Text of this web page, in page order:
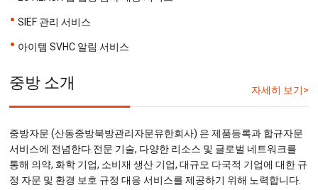
• SIEF 관리 서비스
• 아이템 SVHC 알림 서비스
중방 소개 자세히 보기>
중방자문 (산동중방북방관리자문유한회사) 은 제품등록과 합규자문
서비스에 전념한다.전문 기술, 다양한 리소스 및 글로벌 네트워크를
통해 의약, 화학 기업, 소비재 생산 기업, 대규모 다국적 기업에 대한 규
정 자문 및 환경 보호 규정 대응 서비스를 제공하기 위해 노력합니다.